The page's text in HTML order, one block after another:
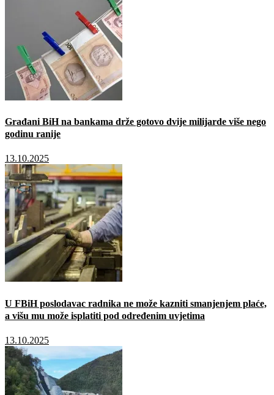
Građani BiH na bankama drže gotovo dvije milijarde više nego
godinu ranije
13.10.2025
U FBiH poslodavac radnika ne može kazniti smanjenjem plaće,
a višu mu može isplatiti pod određenim uvjetima
13.10.2025